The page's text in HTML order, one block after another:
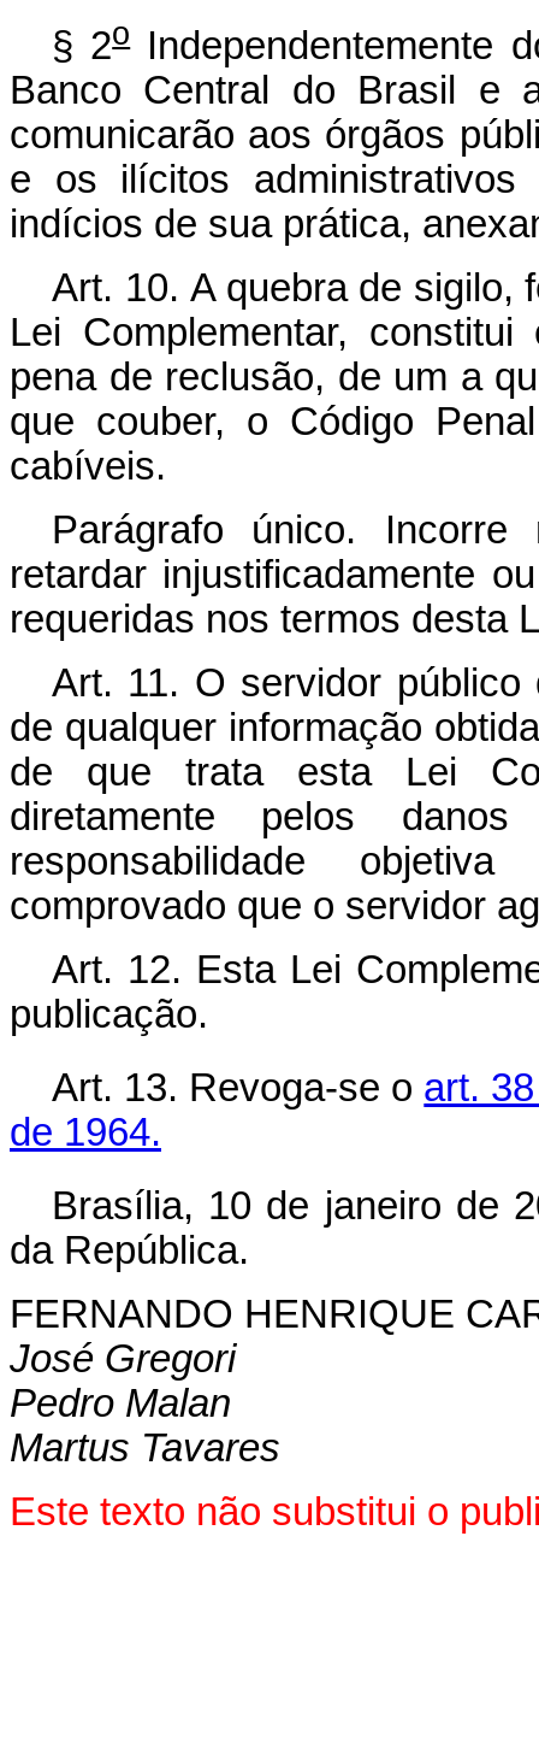
§ 2oIndependentemente
Banco Central do Brasil e
comunicarão aos órgãos
e os ilícitos
indícios de sua prática,
Art. 10. A quebra de sigilo,
Lei Complementar,
pena de reclusão, de um a
que couber, o Código
cabíveis.
Parágrafo único.
retardar injustificadamente
requeridas nos termos desta
Art. 11. O servidor público
de qualquer informação
de que trata esta Lei
diretamente pelos
responsabilidade
comprovado que o servidor
Art. 12. Esta Lei
publicação.
Art. 13. Revoga-se o art.
de 1964.
Brasília, 10 de janeiro de
da República.
FERNANDO HENRIQUE
José Gregori
Pedro Malan
Martus Tavares
Este texto não substitui o